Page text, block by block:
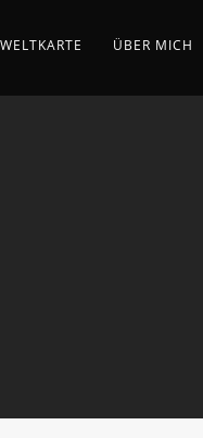
WELTKARTE ÜBER MICH